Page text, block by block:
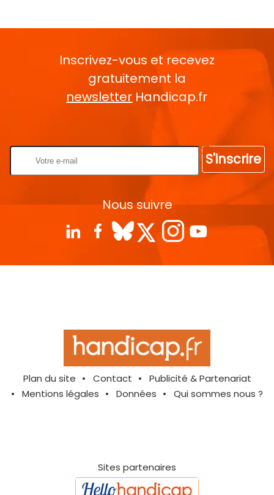
Inscrivez-vous et recevez
gratuitement la
newsletter Handicap.fr
S'inscrire
Nous suivre
Plan du site Contact
Publicité & Partenariat
Mentions légales
Données Qui sommes nous ?
Sites partenaires